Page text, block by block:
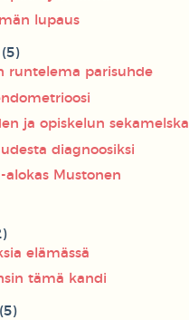
lupaus
runtelema parisuhde
ja opiskelun sekamelska
diagnoosiksi
alokas Mustonen
elämässä
tämä kandi